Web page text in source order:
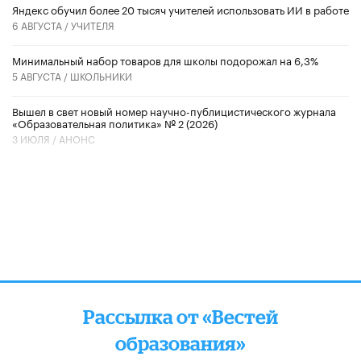
​Яндекс обучил более 20 тысяч учителей использовать ИИ в работе
6 АВГУСТА /УЧИТЕЛЯ
Минимальный набор товаров для школы подорожал на 6,3%
5 АВГУСТА / ШКОЛЬНИКИ
Вышел в свет новый номер научно-публицистического журнала
«Образовательная политика» № 2 (2026)
3 ИЮЛЯ / АНОНС
Рассылка от «Вестей
образования»